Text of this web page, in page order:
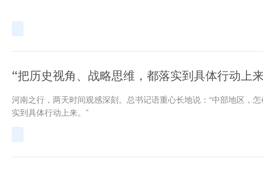
“把历史视角、战略思维，都落实到具体行动上
河南之行，两天时间观感深刻。总书记语重心长地说：“中部地区，
实到具体行动上来。”